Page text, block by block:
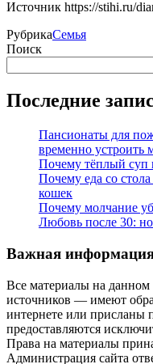
Источник https://stihi.ru/
РубрикаСемья
Поиск
Последние
Пансионаты для
временно устроить
Почему тёплый суп
Почему еда со
кошек
Почему молчание
Любовь после 30:
Важная
Все материалы на данном
источников — имеют
интернете или присланы
предоставляются
Права на материалы
Администрация сайта